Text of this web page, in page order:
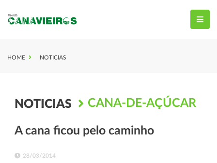
HOME NOTICIAS
NOTICIAS CANA-DE-AÇÚCAR
A cana ficou pelo caminho
28/03/2014